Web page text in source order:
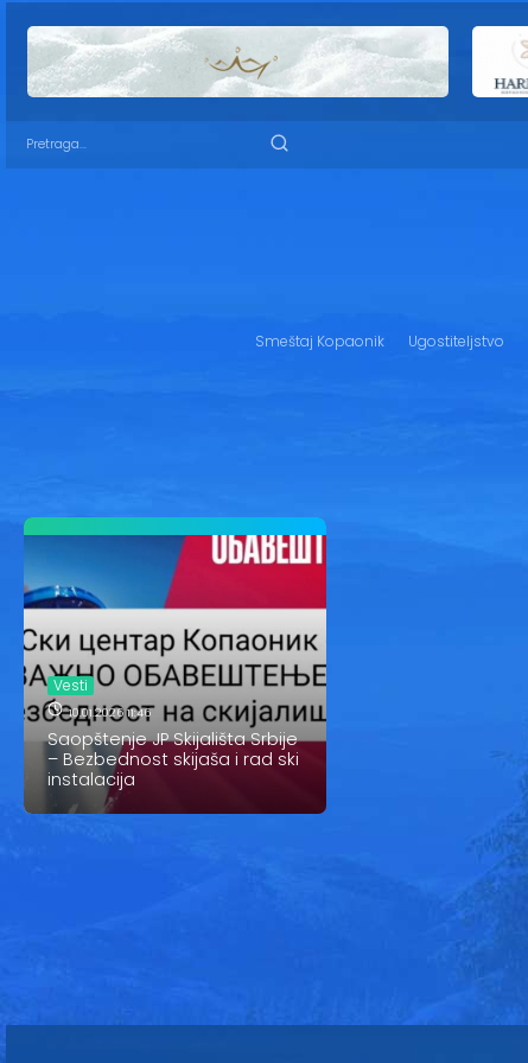
Smeštaj Kopaonik Ugostiteljstvo
Vesti
10.01.2026 11:46
Saopštenje JP Skijališta Srbije
– Bezbednost skijaša i rad ski
instalacija